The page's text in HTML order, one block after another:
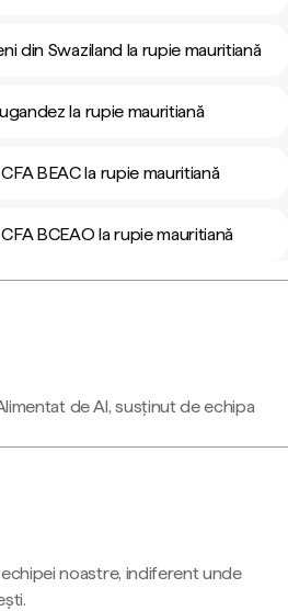
din Swaziland la rupie mauritiană
la rupie mauritiană
BEAC la rupie mauritiană
BCEAO la rupie mauritiană
de AI, susținut de echipa
noastre, indiferent unde